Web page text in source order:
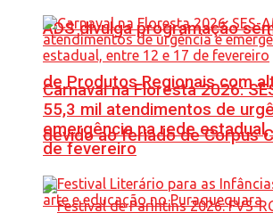
ADS divulga programação
de Produtos Regionais com
devido ao feriado de Corpus
Carnaval na Floresta 2026:
55,3 mil atendimentos de
emergência na rede
de fevereiro